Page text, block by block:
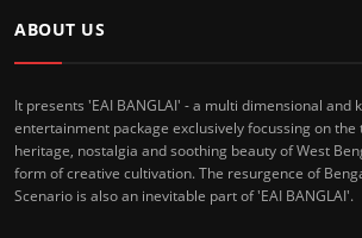
ABOUT US
It presents 'EAI BANGLAI' - a multi dimensional and
entertainment package exclusively focussing on
heritage, nostalgia and soothing beauty of West
form of creative cultivation. The resurgence of
Scenario is also an inevitable part of 'EAI BANGLAI'.